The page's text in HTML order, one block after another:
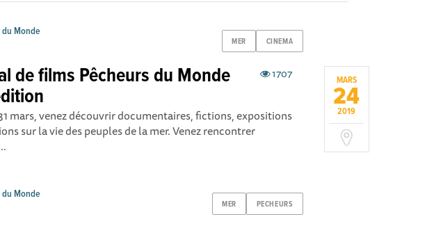
MER CINEMA
du Monde
MARS
24
2019
1707
de films Pêcheurs du Monde
mars, venez découvrir documentaires, fictions, expositions
sur la vie des peuples de la mer. Venez rencontrer
MER PECHEURS
du Monde